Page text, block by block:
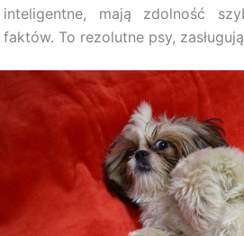
inteligentne, mają zdolność
faktów. To rezolutne psy,